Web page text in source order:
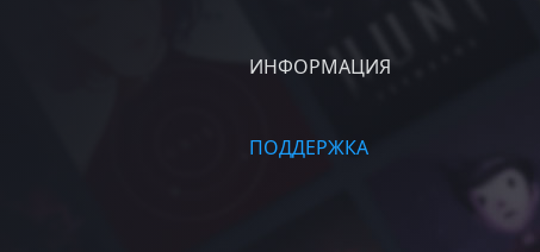
ИНФОРМАЦИЯ
ПОДДЕРЖКА